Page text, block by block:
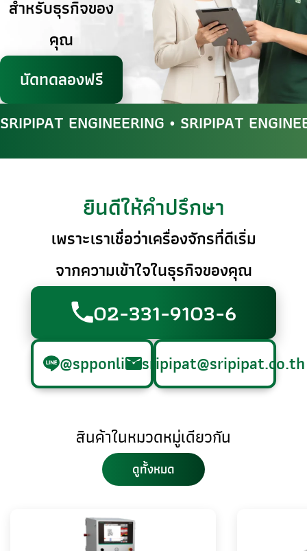
สำหรับธุรกิจของ
คุณ
นัดทดลองฟรี
SRIPIPAT ENGINEERING • SRIPIPAT
ยินดีให้คำปรึกษา
เพราะเราเชื่อว่าเครื่องจักรที่ดีเริ่ม
จากความเข้าใจในธุรกิจของคุณ
02-331-9103-6
@spponlinesripipat@sripipat.co.th
สินค้าในหมวดหมู่เดียวกัน
ดูทั้งหมด